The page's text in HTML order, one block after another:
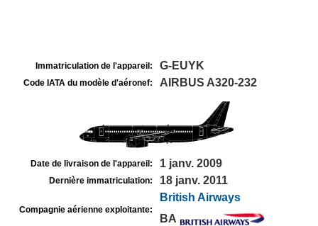
Immatriculation de l'appareil: G-EUYK
Code IATA du modèle d'aéronef: AIRBUS A320-232
Date de livraison de l'appareil: 1 janv. 2009
Dernière immatriculation: 18 janv. 2011
Compagnie aérienne exploitante:
British Airways
BA